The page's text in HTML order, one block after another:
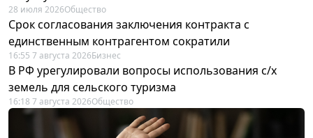
28 июля 2026Общество
Срок согласования заключения контракта с
единственным контрагентом сократили
16:55 7 августа 2026Бизнес
В РФ урегулировали вопросы использования с/х
земель для сельского туризма
16:18 7 августа 2026Общество